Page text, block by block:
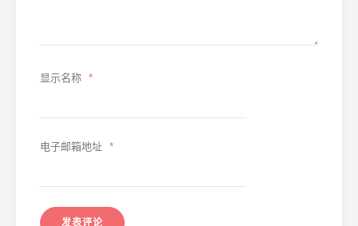
显示名称 *
电子邮箱地址 *